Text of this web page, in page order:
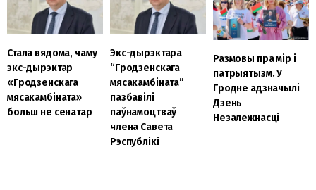
Стала вядома, чаму
экс-дырэктар
«Гродзенскага
мясакамбіната»
больш не сенатар
Экс-дырэктара
“Гродзенскага
мясакамбіната”
пазбавілі
паўнамоцтваў
члена Савета
Рэспублікі
Размовы пра мір і
патрыятызм. У
Гродне адзначылі
Дзень
Незалежнасці